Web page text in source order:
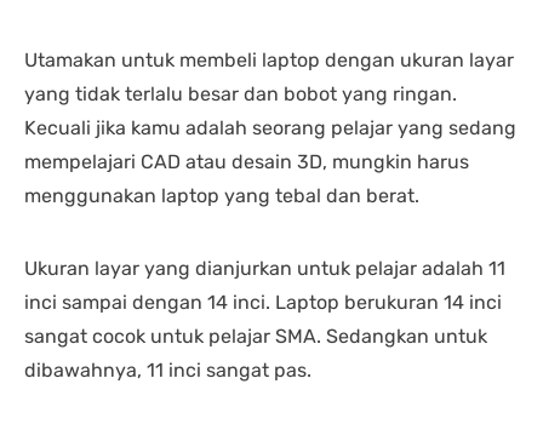
Utamakan untuk membeli laptop dengan ukuran layar
yang tidak terlalu besar dan bobot yang ringan.
Kecuali jika kamu adalah seorang pelajar yang sedang
mempelajari CAD atau desain 3D, mungkin harus
menggunakan laptop yang tebal dan berat.
Ukuran layar yang dianjurkan untuk pelajar adalah 11
inci sampai dengan 14 inci. Laptop berukuran 14 inci
sangat cocok untuk pelajar SMA. Sedangkan untuk
dibawahnya, 11 inci sangat pas.